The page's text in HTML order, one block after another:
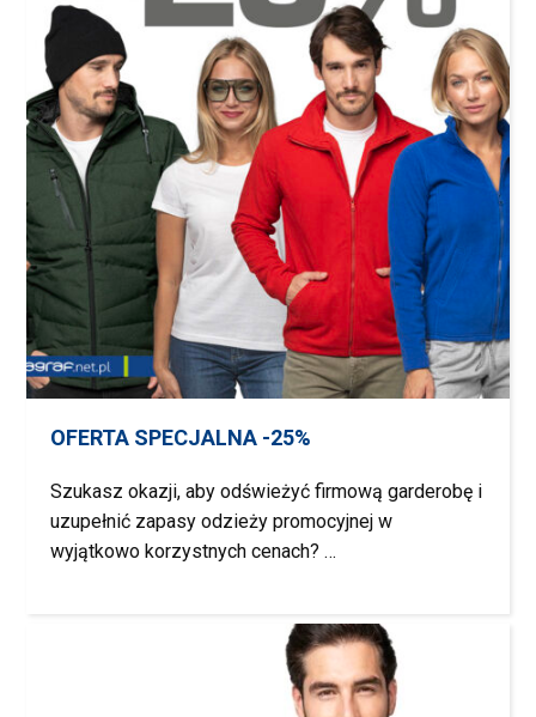
OFERTA SPECJALNA -25%
Szukasz okazji, aby odświeżyć firmową garderobę i
uzupełnić zapasy odzieży promocyjnej w
wyjątkowo korzystnych cenach? …